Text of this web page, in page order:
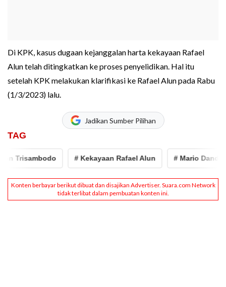
Di KPK, kasus dugaan kejanggalan harta kekayaan Rafael
Alun telah ditingkatkan ke proses penyelidikan. Hal itu
setelah KPK melakukan klarifikasi ke Rafael Alun pada Rabu
(1/3/2023) lalu.
Jadikan Sumber Pilihan
TAG
# Kekayaan Rafael Alun # Mario Dandy